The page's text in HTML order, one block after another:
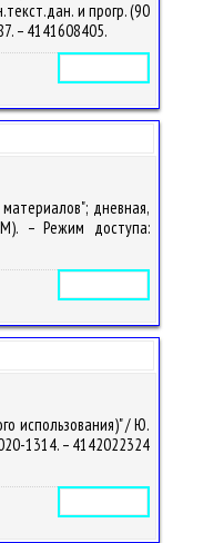
и прогр. (90
– 4141608405.
дневная,
– Режим доступа:
использования)" / Ю.
1314. – 4142022324